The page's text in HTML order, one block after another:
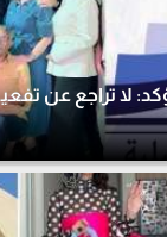
لا تراجع عن